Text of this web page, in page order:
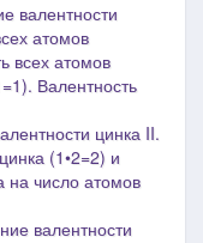
валентности
атомов
всех атомов
Валентность
цинка II.
(1•2=2) и
на число атомов
валентности